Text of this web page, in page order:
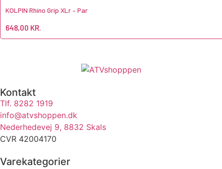
KOLPIN Rhino Grip XLr – Par
648,00 KR.
Kontakt
Tlf. 8282 1919
info@atvshoppen.dk
Nederhedevej 9, 8832 Skals
CVR 42004170
Varekategorier